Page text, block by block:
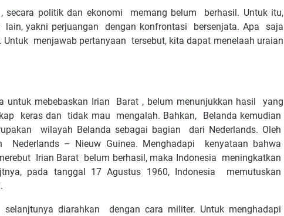
secara politik dan ekonomi memang belum berhasil. Untuk itu,
yakni perjuangan dengan konfrontasi bersenjata. Apa saja
Untuk menjawab pertanyaan tersebut, kita dapat menelaah uraian
mebebaskan Irian Barat , belum menunjukkan hasil yang
keras dan tidak mau mengalah. Bahkan, Belanda kemudian
wilayah Belanda sebagai bagian dari Nederlands. Oleh
Nederlands – Nieuw Guinea. Menghadapi kenyataan bahwa
Irian Barat belum berhasil, maka Indonesia meningkatkan
pada tanggal 17 Agustus 1960, Indonesia memutuskan
diarahkan dengan cara militer. Untuk menghadapi